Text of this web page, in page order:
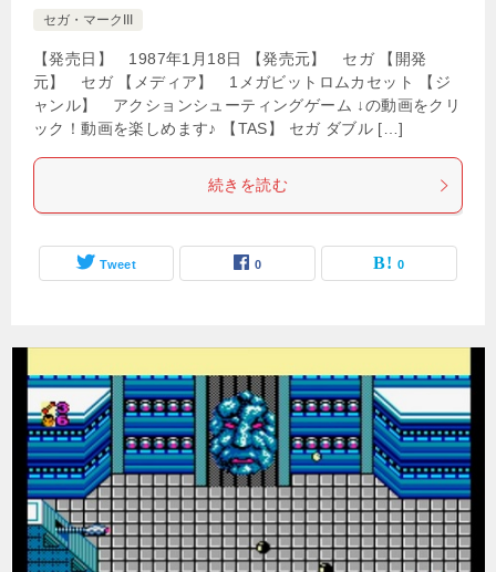
セガ・マークIII
【発売日】 1987年1月18日 【発売元】 セガ 【開発
元】 セガ 【メディア】 1メガビットロムカセット 【ジ
ャンル】 アクションシューティングゲーム ↓の動画をクリ
ック！動画を楽しめます♪ 【TAS】 セガ ダブル […]
続きを読む
Tweet 0 0